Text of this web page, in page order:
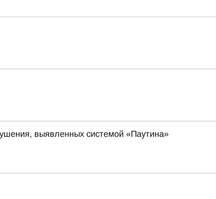
выявленных системой «Паутина»